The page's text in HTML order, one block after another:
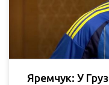
Яремчук: У